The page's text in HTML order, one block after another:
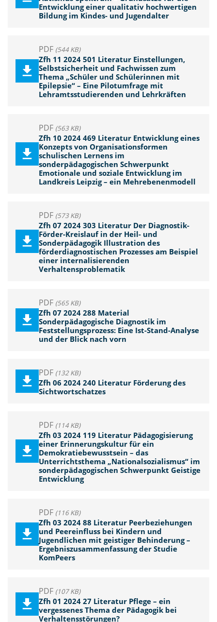
Entwicklung einer qualitativ hochwertigen
Bildung im Kindes- und Jugendalter
PDF (544 KB)
Zfh 11 2024 501 Literatur Einstellungen,
Selbstsicherheit und Fachwissen zum
Thema „Schüler und Schülerinnen mit
Epilepsie“ – Eine Pilotumfrage mit
Lehramtsstudierenden und Lehrkräften
PDF (563 KB)
Zfh 10 2024 469 Literatur Entwicklung eines
Konzepts von Organisationsformen
schulischen Lernens im
sonderpädagogischen Schwerpunkt
Emotionale und soziale Entwicklung im
Landkreis Leipzig – ein Mehrebenenmodell
PDF (573 KB)
Zfh 07 2024 303 Literatur Der Diagnostik-
Förder-Kreislauf in der Heil- und
Sonderpädagogik Illustration des
förderdiagnostischen Prozesses am Beispiel
einer internalisierenden
Verhaltensproblematik
PDF (565 KB)
Zfh 07 2024 288 Material
Sonderpädagogische Diagnostik im
Feststellungsprozess: Eine Ist-Stand-Analyse
und der Blick nach vorn
PDF (132 KB)
Zfh 06 2024 240 Literatur Förderung des
Sichtwortschatzes
PDF (114 KB)
Zfh 03 2024 119 Literatur Pädagogisierung
einer Erinnerungskultur für ein
Demokratiebewusstsein – das
Unterrichtsthema „Nationalsozialismus“ im
sonderpädagogischen Schwerpunkt Geistige
Entwicklung
PDF (116 KB)
Zfh 03 2024 88 Literatur Peerbeziehungen
und Peereinfluss bei Kindern und
Jugendlichen mit geistiger Behinderung –
Ergebniszusammenfassung der Studie
KomPeers
PDF (107 KB)
Zfh 01 2024 27 Literatur Pflege – ein
vergessenes Thema der Pädagogik bei
Verhaltensstörungen?